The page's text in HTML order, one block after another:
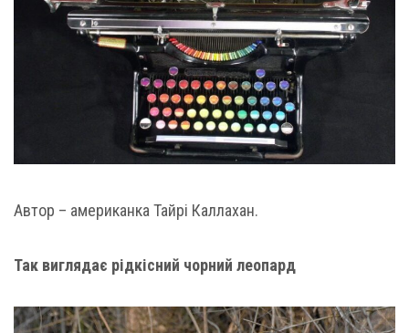
Автор – американка Тайрі Каллахан.
Так виглядає рідкісний чорний леопард